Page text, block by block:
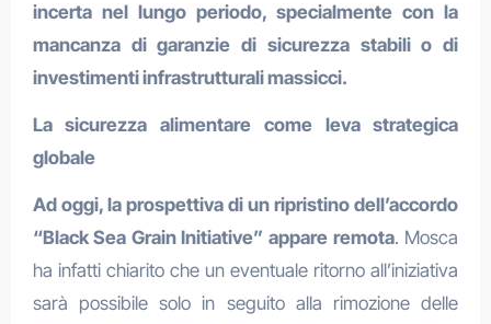
incerta nel lungo periodo, specialmente con la
mancanza di garanzie di sicurezza stabili o di
investimenti infrastrutturali massicci.
La sicurezza alimentare come leva strategica
globale
Ad oggi, la prospettiva di un ripristino dell’accordo
“Black Sea Grain Initiative” appare remota. Mosca
ha infatti chiarito che un eventuale ritorno all’iniziativa
sarà possibile solo in seguito alla rimozione delle